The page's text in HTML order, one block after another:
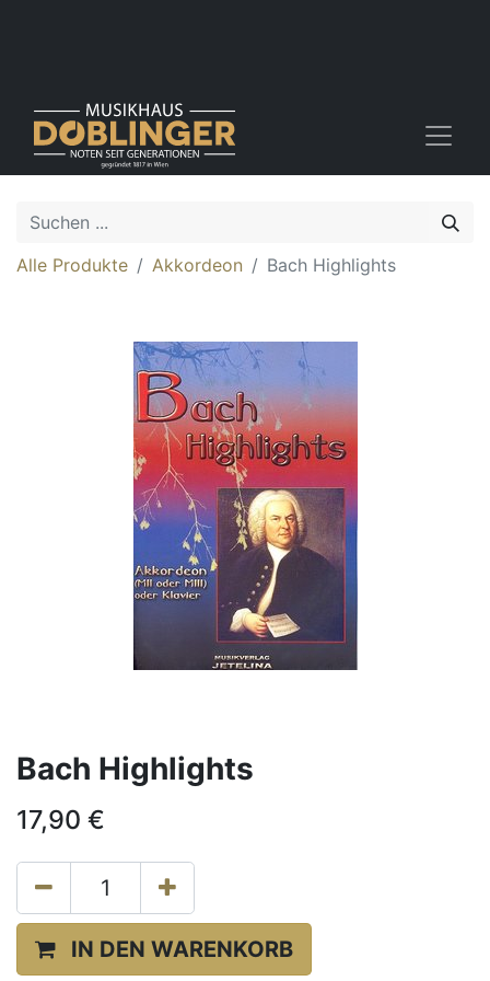
Alle Produkte Akkordeon Bach Highlights
Bach Highlights
17,90 €
IN DEN WARENKORB